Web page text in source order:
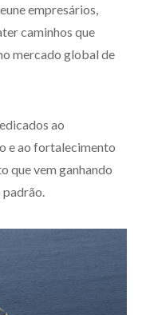
empresários,
caminhos que
mercado global de
ao
e ao fortalecimento
que vem ganhando